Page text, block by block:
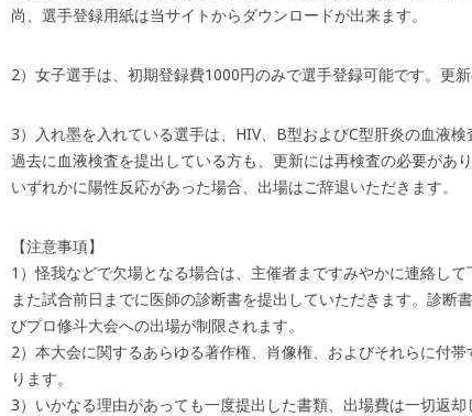
尚、選手登録用紙は当サイトからダウンロードが出来ます。
2）女子選手は、初期登録費1000円のみで選手登録可能です。更
3）入れ墨を入れている選手は、HIV、B型およびC型肝炎の血液
過去に血液検査を提出している方も、更新には再検査の必要があ
いずれかに陽性反応があった場合、出場はご辞退いただきます。
【注意事項】
1）怪我などで欠場となる場合は、主催者まですみやかに連絡して
また試合前日までに医師の診断書を提出していただきます。診断
びプロ修斗大会への出場が制限されます。
2）本大会に関するあらゆる著作権、肖像権、およびそれらに付
ります。
3）いかなる理由があっても一度提出した書類、出場費は一切返却